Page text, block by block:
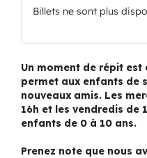
Billets ne sont plus
Un moment de répit
permet aux enfants de
nouveaux amis. Les
16h et les vendredis de
enfants de 0 à 10 ans.
Prenez note que nous